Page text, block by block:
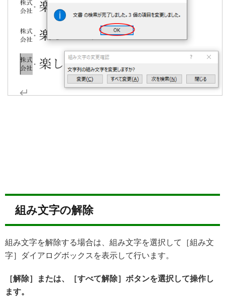
組み文字の解除
組み文字を解除する場合は、組み文字を選択して［組み文
字］ダイアログボックスを表示して行います。
［解除］または、［すべて解除］ボタンを選択して操作し
ます。